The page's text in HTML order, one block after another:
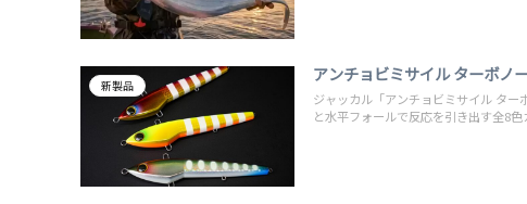
新製品
アンチョビミサイル ターボノ
ジャッカル「アンチョビミサイル ター
と水平フォールで反応を引き出す全8